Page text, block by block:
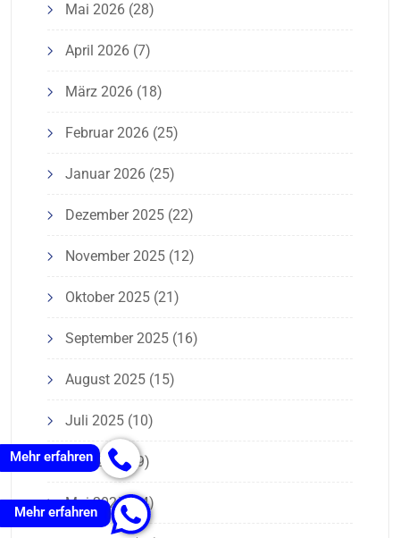
Mai 2026 (28)
April 2026 (7)
März 2026 (18)
Februar 2026 (25)
Januar 2026 (25)
Dezember 2025 (22)
November 2025 (12)
Oktober 2025 (21)
September 2025 (16)
August 2025 (15)
Juli 2025 (10)
Juni 2025(9)
Mai 2025(14)
Mehr erfahren
Mehr erfahren